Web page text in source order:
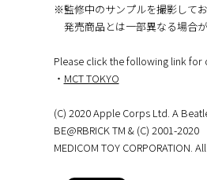
※監修中のサンプルを撮影してお
発売商品とは一部異なる場合が
Please click the following link for
・ MCT TOKYO
(C) 2020 Apple Corps Ltd. A
BE@RBRICK TM & (C) 2001-2020
MEDICOM TOY CORPORATION.